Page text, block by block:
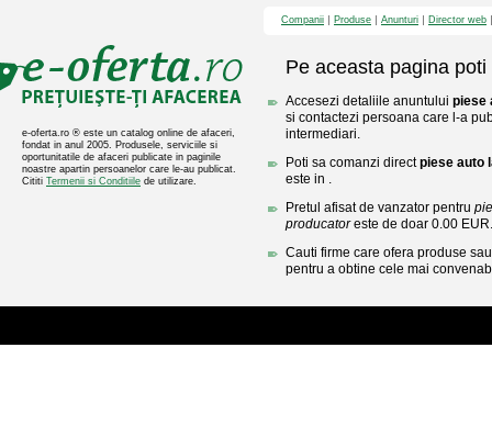
e-oferta.ro ® este un catalog online de afaceri,
fondat in anul 2005. Produsele, serviciile si
oportunitatile de afaceri publicate in paginile
noastre apartin persoanelor care le-au publicat.
Cititi Termenii si Conditiile de utilizare.
Companii Produse Anunturi Director web
Pe aceasta pagina poti
Accesezi detaliile anuntului piese
si contactezi persoana care l-a
intermediari.
Poti sa comanzi directpiese auto
este in .
Pretul afisat de vanzator pentru
producatoreste de doar 0.00 EUR.
Cauti firme care ofera produse
pentru a obtine cele mai